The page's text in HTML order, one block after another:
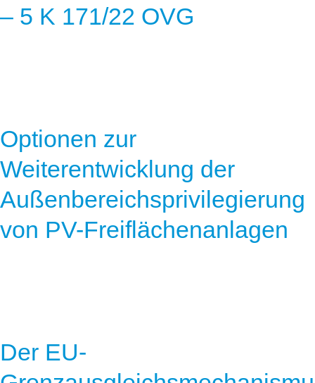
– 5 K 171/22 OVG
Optionen zur
Weiterentwicklung der
Außenbereichsprivilegierung
von PV-Freiflächenanlagen
Der EU-